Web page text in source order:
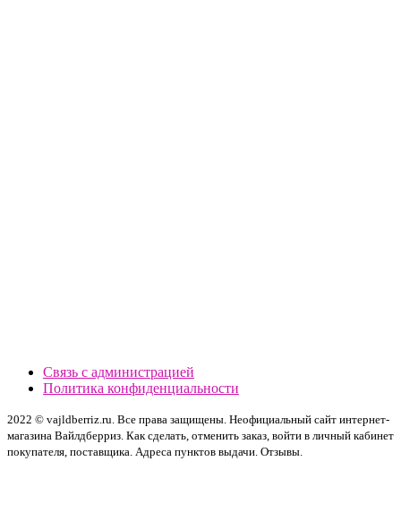
Связь с администрацией
Политика конфиденциальности
2022 © vajldberriz.ru. Все права защищены. Неофициальный сайт интернет-
магазина Вайлдберриз. Как сделать, отменить заказ, войти в личный кабинет
покупателя, поставщика. Адреса пунктов выдачи. Отзывы.